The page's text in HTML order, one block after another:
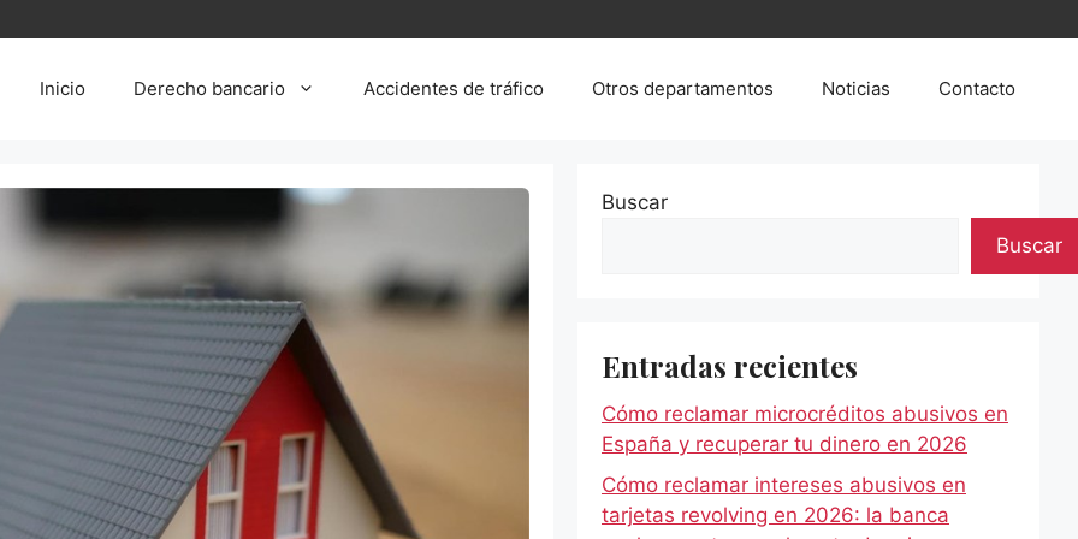
Inicio Derecho bancario Accidentes de tráfico Otros departamentos Noticias Contacto
Buscar
Buscar
Entradas recientes
Cómo reclamar microcréditos abusivos en
España y recuperar tu dinero en 2026
Cómo reclamar intereses abusivos en
tarjetas revolving en 2026: la banca